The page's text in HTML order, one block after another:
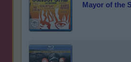
Mayor of the